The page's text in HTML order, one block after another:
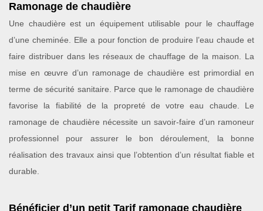
Ramonage de chaudière
Une chaudière est un équipement utilisable pour le chauffage
d’une cheminée. Elle a pour fonction de produire l’eau chaude et
faire distribuer dans les réseaux de chauffage de la maison. La
mise en œuvre d’un ramonage de chaudière est primordial en
terme de sécurité sanitaire. Parce que le ramonage de chaudière
favorise la fiabilité de la propreté de votre eau chaude. Le
ramonage de chaudière nécessite un savoir-faire d’un ramoneur
professionnel pour assurer le bon déroulement, la bonne
réalisation des travaux ainsi que l’obtention d’un résultat fiable et
durable.
Bénéficier d’un petit Tarif ramonage chaudière